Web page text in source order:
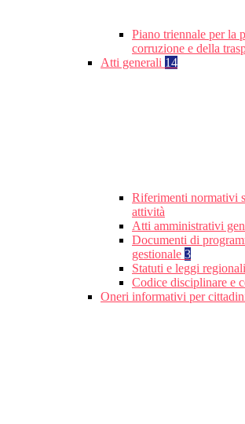
Piano triennale per la
corruzione e della
Atti generali 14
Riferimenti normativi
attività
Atti amministrativi
Documenti di
gestionale 3
Statuti e leggi regionali
Codice disciplinare e
Oneri informativi per